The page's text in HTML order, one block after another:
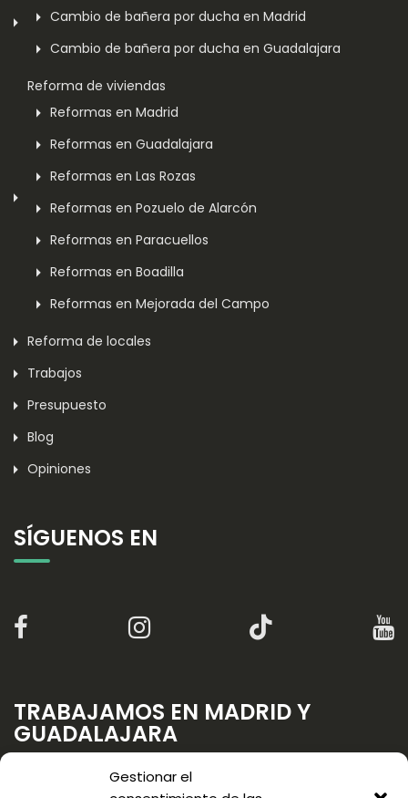
Gestionar el
Cambio de bañera por ducha en Madrid
Cambio de bañera por ducha en Guadalajara
Reforma de viviendas
Reformas en Madrid
Reformas en Guadalajara
Reformas en Las Rozas
Reformas en Pozuelo de Alarcón
Reformas en Paracuellos
Reformas en Boadilla
Reformas en Mejorada del Campo
Reforma de locales
Trabajos
Presupuesto
Blog
Opiniones
SÍGUENOS EN
TRABAJAMOS EN MADRID Y
GUADALAJARA